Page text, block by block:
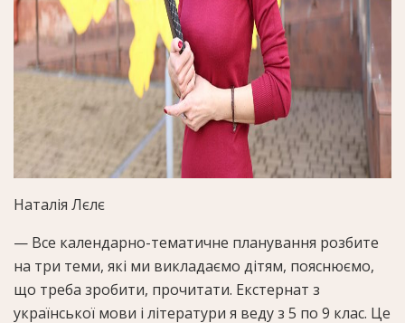
Наталія Лєлє
— Все календарно-тематичне планування розбите
на три теми, які ми викладаємо дітям, пояснюємо,
що треба зробити, прочитати. Екстернат з
української мови і літератури я веду з 5 по 9 клас. Це